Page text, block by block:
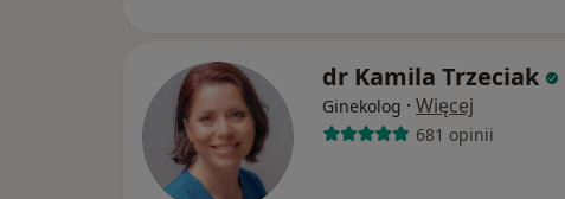
dr Kamila Trzeciak
Ginekolog · Więcej
681 opinii